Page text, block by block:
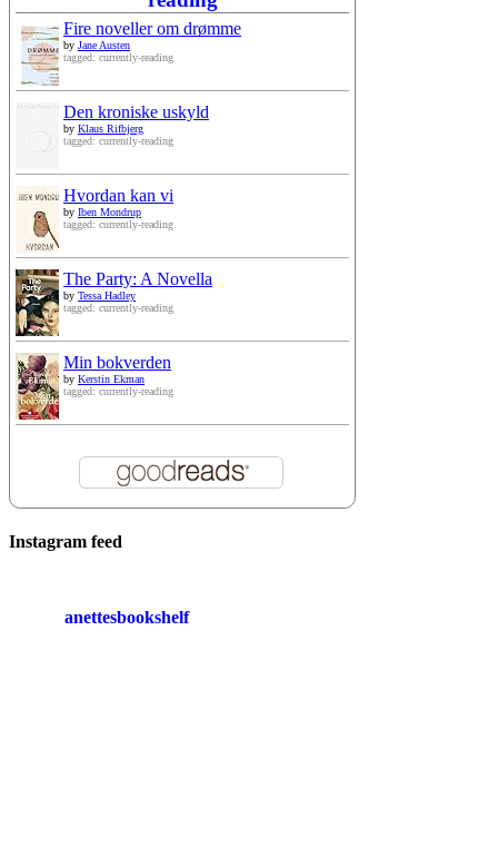
Fire noveller om drømme
by Jane Austen
tagged: currently-reading
Den kroniske uskyld
by Klaus Rifbjerg
tagged: currently-reading
Hvordan kan vi
by Iben Mondrup
tagged: currently-reading
The Party: A Novella
by Tessa Hadley
tagged: currently-reading
Min bokverden
by Kerstin Ekman
tagged: currently-reading
Instagram feed
anettesbookshelf